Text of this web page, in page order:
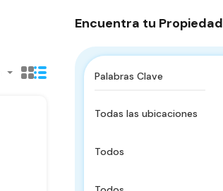
Encuentra tu Propiedad
Todas las ubicaciones
Todos